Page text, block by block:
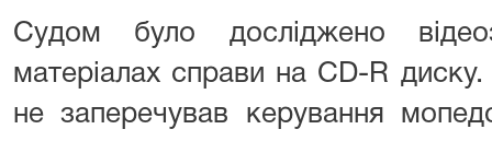
Судом було досліджено
матеріалах справи на CD-R
не заперечував керування